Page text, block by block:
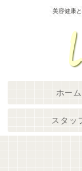
美容健康
ホーム
スタッ